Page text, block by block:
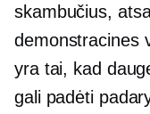
skambučius,
demonstracines
yra tai, kad
gali padėti